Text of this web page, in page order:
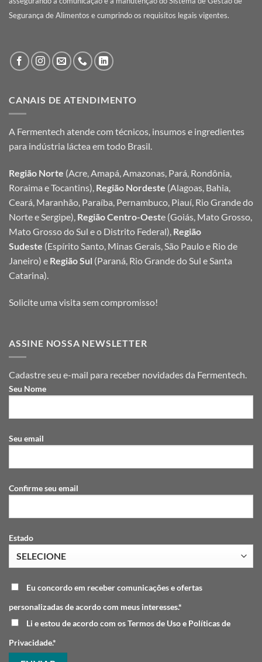
Segurança de Alimentos e cumprindo os requisitos legais vigentes.
CANAIS DE ATENDIMENTO
A Fermentech atende com técnicos, insumos e ingredientes
para indústria láctea em todo Brasil.
Região Norte (Acre, Amapá, Amazonas, Pará, Rondônia,
Roraima e Tocantins), Região Nordeste (Alagoas, Bahia,
Ceará, Maranhão, Paraíba, Pernambuco, Piauí, Rio Grande do
Norte e Sergipe), Região Centro-Oeste (Goiás, Mato Grosso,
Mato Grosso do Sul e o Distrito Federal), Região
Sudeste (Espírito Santo, Minas Gerais, São Paulo e Rio de
Janeiro) e Região Sul (Paraná, Rio Grande do Sul e Santa
Catarina).
Solicite uma visita sem compromisso!
ASSINE NOSSA NEWSLETTER
Cadastre seu e-mail para receber novidades da Fermentech.
Seu Nome
Seu email
Confirme seu email
Estado
Eu concordo em receber comunicações e ofertas
personalizadas de acordo com meus interesses.*
Li e estou de acordo com os Termos de Uso e Políticas de
Privacidade.*